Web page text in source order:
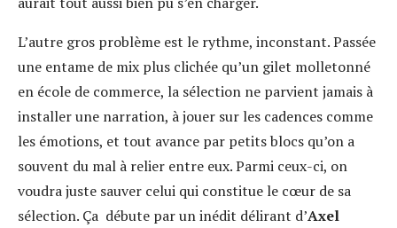
L’autre gros problème est le rythme, inconstant. Passée
une entame de mix plus clichée qu’un gilet molletonné
en école de commerce, la sélection ne parvient jamais à
installer une narration, à jouer sur les cadences comme
les émotions, et tout avance par petits blocs qu’on a
souvent du mal à relier entre eux. Parmi ceux-ci, on
voudra juste sauver celui qui constitue le cœur de sa
sélection. Ça débute par un inédit délirant d’Axel